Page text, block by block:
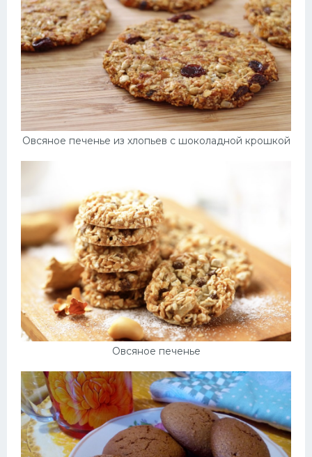
Овсяное печенье из хлопьев с шоколадной крошкой
Овсяное печенье